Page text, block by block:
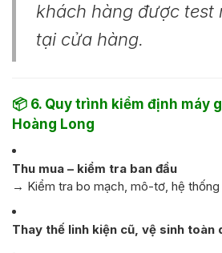
khách hàng được test
tại cửa hàng.
📦 6. Quy trình kiểm định máy
Hoàng Long
Thu mua – kiểm tra ban đầu
→ Kiểm tra bo mạch, mô-tơ, hệ
Thay thế linh kiện cũ, vệ sinh toàn